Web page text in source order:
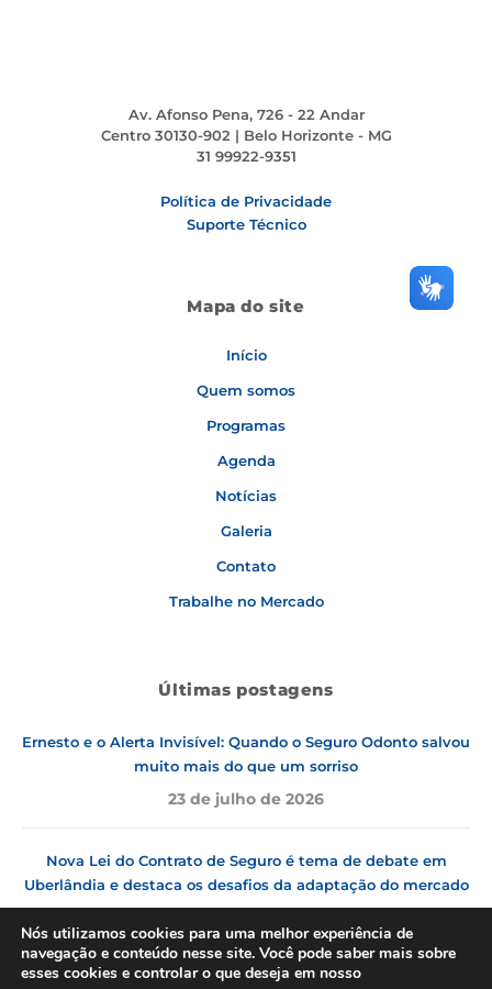
Av. Afonso Pena, 726 - 22 Andar
Centro 30130-902 | Belo Horizonte - MG
31 99922-9351
Política de Privacidade
Suporte Técnico
Mapa do site
Início
Quem somos
Programas
Agenda
Notícias
Galeria
Contato
Trabalhe no Mercado
Últimas postagens
Ernesto e o Alerta Invisível: Quando o Seguro Odonto salvou
muito mais do que um sorriso
23 de julho de 2026
Nova Lei do Contrato de Seguro é tema de debate em
Uberlândia e destaca os desafios da adaptação do mercado
Nós utilizamos cookies para uma melhor experiência de
navegação e conteúdo nesse site. Você pode saber mais sobre
esses cookies e controlar o que deseja em nosso